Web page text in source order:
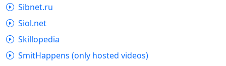
Sibnet.ru
Siol.net
Skillopedia
SmitHappens (only hosted videos)